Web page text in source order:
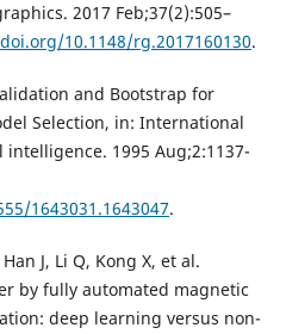
2017 Feb;37(2):505–
10.1148/rg.2017160130.
and Bootstrap for
Selection, in: International
1995 Aug;2:1137-
1643031.1643047.
J, Li Q, Kong X, et al.
by fully automated magnetic
deep learning versus non-